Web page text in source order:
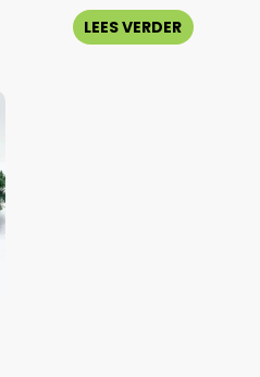
Gewaardeerd
LEES VERDER